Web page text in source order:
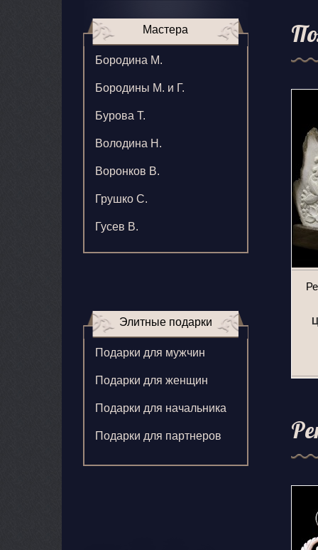
Мастера
Бородина М.
Бородины М. и Г.
Бурова Т.
Володина Н.
Воронков В.
Грушко С.
Гусев В.
Зверева В.
Кормилицына Е.
Корнилова В.
Элитные подарки
Подарки для мужчин
Подарки для женщин
Подарки для начальника
Подарки для партнеров